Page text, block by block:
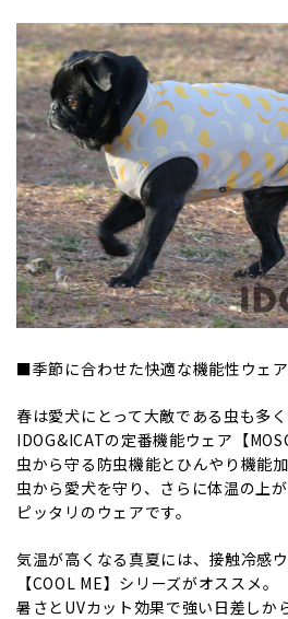
■季節に合わせた快適な機能性ウェア
春は愛犬にとって大敵である虫も多く
IDOG&ICATの定番機能ウェア【
虫から守る防虫機能とひんやり機能
虫から愛犬を守り、さらに体温の上
ピッタリのウェアです。
気温が高くなる真夏には、接触冷感
【COOL ME】シリーズがオススメ。
暑さとUVカット効果で強い日差しか